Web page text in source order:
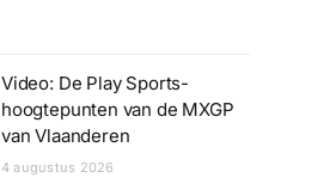
Video: De Play Sports-
hoogtepunten van de MXGP
van Vlaanderen
4 augustus 2026